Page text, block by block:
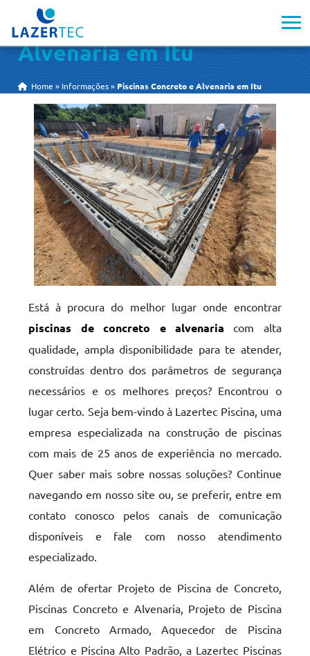
Piscinas Concreto e
Alvenaria em Itu
Home » Informações » Piscinas Concreto e Alvenaria em Itu
Está à procura do melhor lugar onde encontrar
piscinas de concreto e alvenaria com alta
qualidade, ampla disponibilidade para te atender,
construídas dentro dos parâmetros de segurança
necessários e os melhores preços? Encontrou o
lugar certo. Seja bem-vindo à Lazertec Piscina, uma
empresa especializada na construção de piscinas
com mais de 25 anos de experiência no mercado.
Quer saber mais sobre nossas soluções? Continue
navegando em nosso site ou, se preferir, entre em
contato conosco pelos canais de comunicação
disponíveis e fale com nosso atendimento
especializado.
Além de ofertar Projeto de Piscina de Concreto,
Piscinas Concreto e Alvenaria, Projeto de Piscina
em Concreto Armado, Aquecedor de Piscina
Elétrico e Piscina Alto Padrão, a Lazertec Piscinas